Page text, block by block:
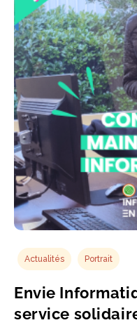
Actualités Portrait
Envie
service